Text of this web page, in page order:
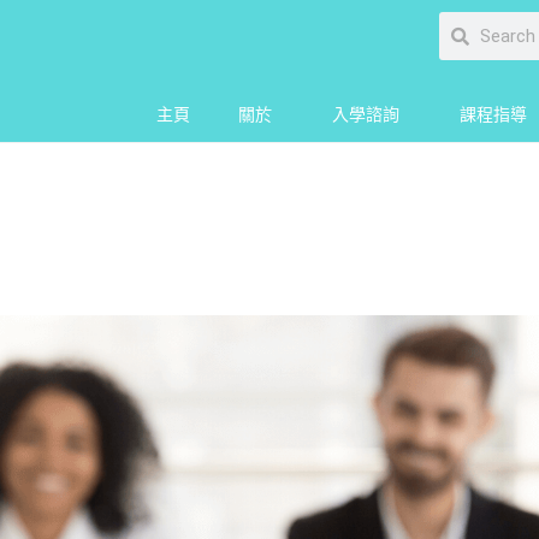
主頁 關於 入學諮詢 課程指導